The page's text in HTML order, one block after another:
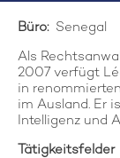
Büro: Senegal
Als
2007 verfügt
in
im Ausland. Er
Intelligenz und
Tätigkeitsfelder